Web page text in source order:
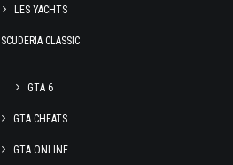
LES YACHTS
SCUDERIA CLASSIC
GTA 6
GTA CHEATS
GTA ONLINE